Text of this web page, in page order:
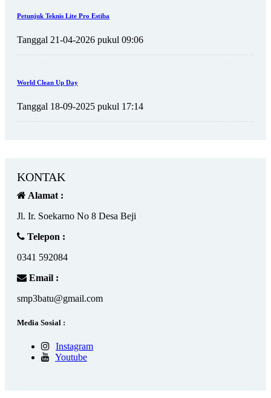
Petunjuk Teknis Lite Pro Estiba
Tanggal 21-04-2026 pukul 09:06
World Clean Up Day
Tanggal 18-09-2025 pukul 17:14
KONTAK
Alamat :
Jl. Ir. Soekarno No 8 Desa Beji
Telepon :
0341 592084
Email :
smp3batu@gmail.com
Media Sosial :
Instagram
Youtube